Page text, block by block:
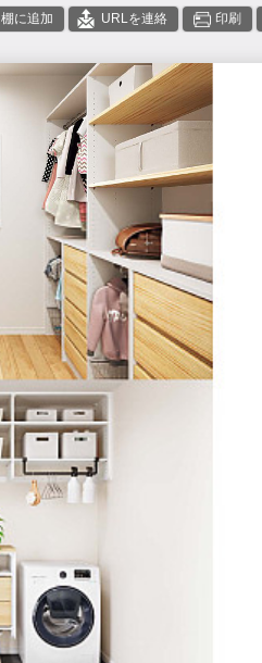
棚に追加 URLを連絡 印刷